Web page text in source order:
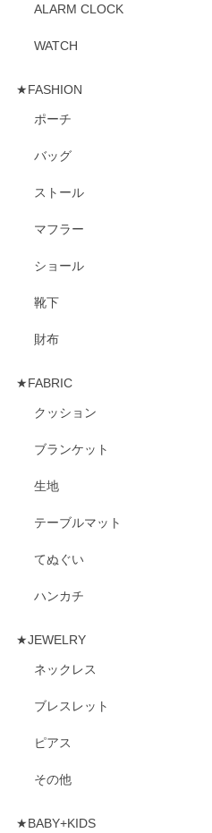
ALARM CLOCK
WATCH
★FASHION
ポーチ
バッグ
ストール
マフラー
ショール
靴下
財布
★FABRIC
クッション
ブランケット
生地
テーブルマット
てぬぐい
ハンカチ
★JEWELRY
ネックレス
ブレスレット
ピアス
その他
★BABY+KIDS